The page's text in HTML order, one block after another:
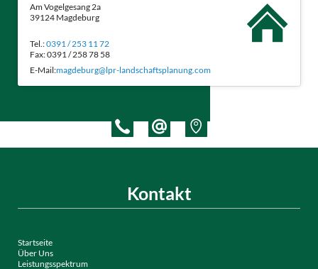
Am Vogelgesang 2a
39124 Magdeburg
Tel.:0391 / 253 11 72
Fax: 0391 / 258 78 58
E-Mail:magdeburg@lpr-landschaftsplanung.com
Kontakt
Startseite
Über Uns
Leistungsspektrum